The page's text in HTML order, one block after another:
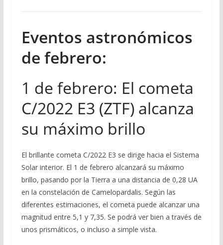
Eventos astronómicos
de febrero:
1 de febrero: El cometa
C/2022 E3 (ZTF) alcanza
su máximo brillo
El brillante cometa C/2022 E3 se dirige hacia el Sistema
Solar interior. El 1 de febrero alcanzará su máximo
brillo, pasando por la Tierra a una distancia de 0,28 UA
en la constelación de Camelopardalis. Según las
diferentes estimaciones, el cometa puede alcanzar una
magnitud entre 5,1 y 7,35. Se podrá ver bien a través de
unos prismáticos, o incluso a simple vista.